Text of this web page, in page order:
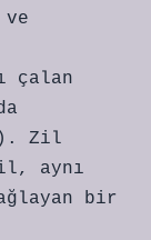
ve
çalan
Zil
aynı
bir